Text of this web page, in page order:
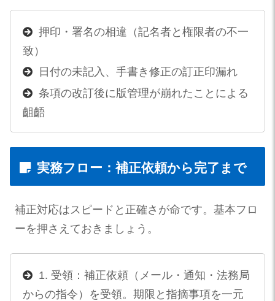
押印・署名の相違（記名者と権限者の不一
致）
日付の未記入、手書き修正の訂正印漏れ
条項の改訂後に版管理が崩れたことによる
齟齬
実務フロー：補正依頼から完了まで
補正対応はスピードと正確さが命です。基本フロ
ーを押さえておきましょう。
1. 受領：補正依頼（メール・通知・法務局
からの指令）を受領。期限と指摘事項を一元